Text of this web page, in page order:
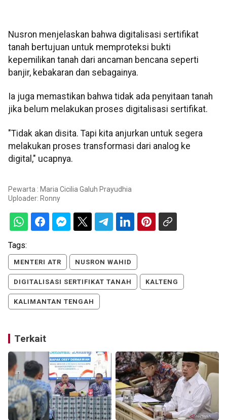
Nusron menjelaskan bahwa digitalisasi sertifikat
tanah bertujuan untuk memproteksi bukti
kepemilikan tanah dari ancaman bencana seperti
banjir, kebakaran dan sebagainya.
Ia juga memastikan bahwa tidak ada penyitaan tanah
jika belum melakukan proses digitalisasi sertifikat.
"Tidak akan disita. Tapi kita anjurkan untuk segera
melakukan proses transformasi dari analog ke
digital," ucapnya.
Pewarta : Maria Cicilia Galuh Prayudhia
Uploader: Ronny
Tags:
MENTERI ATR NUSRON WAHID
DIGITALISASI SERTIFIKAT TANAH KALTENG
KALIMANTAN TENGAH
Terkait